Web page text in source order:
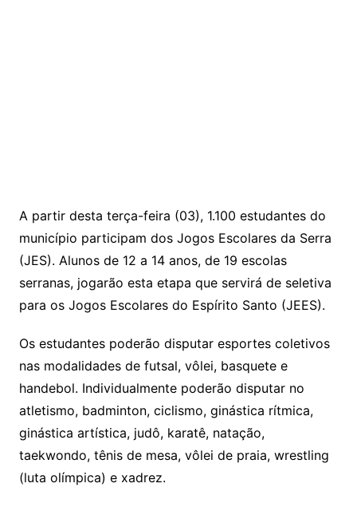
A partir desta terça-feira (03), 1.100 estudantes do
município participam dos Jogos Escolares da Serra
(JES). Alunos de 12 a 14 anos, de 19 escolas
serranas, jogarão esta etapa que servirá de seletiva
para os Jogos Escolares do Espírito Santo (JEES).
Os estudantes poderão disputar esportes coletivos
nas modalidades de futsal, vôlei, basquete e
handebol. Individualmente poderão disputar no
atletismo, badminton, ciclismo, ginástica rítmica,
ginástica artística, judô, karatê, natação,
taekwondo, tênis de mesa, vôlei de praia, wrestling
(luta olímpica) e xadrez.